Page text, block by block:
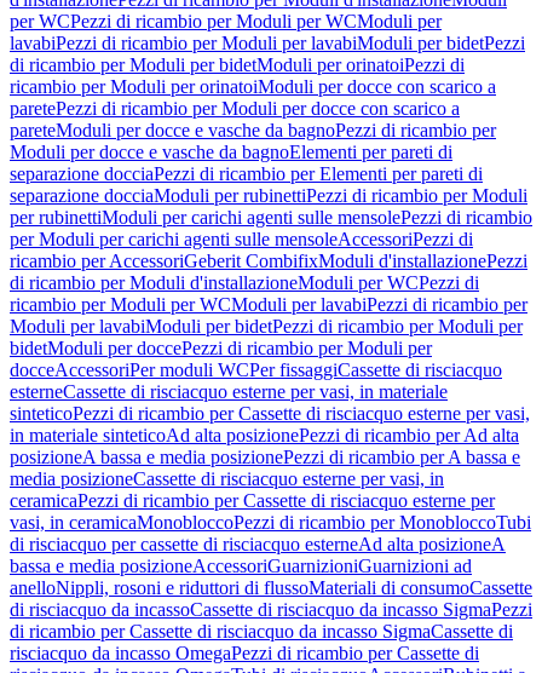
per WCPezzi di ricambio per Moduli per WCModuli per
lavabiPezzi di ricambio per Moduli per lavabiModuli per bidetPezzi
di ricambio per Moduli per bidetModuli per orinatoiPezzi di
ricambio per Moduli per orinatoiModuli per docce con scarico a
paretePezzi di ricambio per Moduli per docce con scarico a
pareteModuli per docce e vasche da bagnoPezzi di ricambio per
Moduli per docce e vasche da bagnoElementi per pareti di
separazione docciaPezzi di ricambio per Elementi per pareti di
separazione docciaModuli per rubinettiPezzi di ricambio per Moduli
per rubinettiModuli per carichi agenti sulle mensolePezzi di ricambio
per Moduli per carichi agenti sulle mensoleAccessoriPezzi di
ricambio per AccessoriGeberit CombifixModuli d'installazionePezzi
di ricambio per Moduli d'installazioneModuli per WCPezzi di
ricambio per Moduli per WCModuli per lavabiPezzi di ricambio per
Moduli per lavabiModuli per bidetPezzi di ricambio per Moduli per
bidetModuli per doccePezzi di ricambio per Moduli per
docceAccessoriPer moduli WCPer fissaggiCassette di risciacquo
esterneCassette di risciacquo esterne per vasi, in materiale
sinteticoPezzi di ricambio per Cassette di risciacquo esterne per vasi,
in materiale sinteticoAd alta posizionePezzi di ricambio per Ad alta
posizioneA bassa e media posizionePezzi di ricambio per A bassa e
media posizioneCassette di risciacquo esterne per vasi, in
ceramicaPezzi di ricambio per Cassette di risciacquo esterne per
vasi, in ceramicaMonobloccoPezzi di ricambio per MonobloccoTubi
di risciacquo per cassette di risciacquo esterneAd alta posizioneA
bassa e media posizioneAccessoriGuarnizioniGuarnizioni ad
anelloNippli, rosoni e riduttori di flussoMateriali di consumoCassette
di risciacquo da incassoCassette di risciacquo da incasso SigmaPezzi
di ricambio per Cassette di risciacquo da incasso SigmaCassette di
risciacquo da incasso OmegaPezzi di ricambio per Cassette di